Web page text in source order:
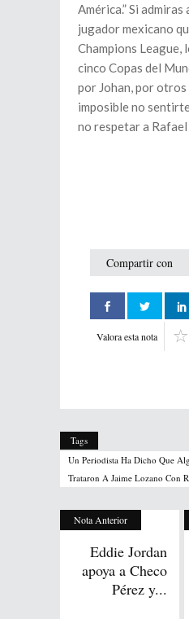
América.” Si
jugador mexicano
Champions League,
cinco Copas del
por Johan, por otros
imposible no
no respetar a Rafael
Compartir con
Valora esta nota
Tags
Un Periodista Ha Dicho Que
Trataron A Jaime Lozano Con
Nota Anterior
Eddie Jordan
apoya a Checo
Pérez y...